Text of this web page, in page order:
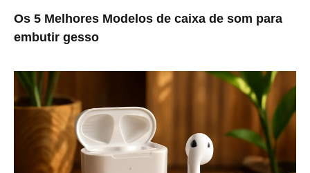
Os 5 Melhores Modelos de caixa de som para
embutir gesso